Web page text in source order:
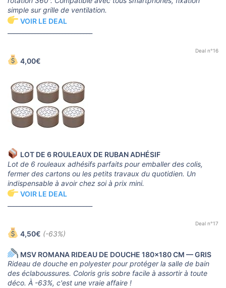
simple sur grille de ventilation.
VOIR LE DEAL
Deal n°16
4,00€
LOT DE 6 ROULEAUX DE RUBAN ADHÉSIF
Lot de 6 rouleaux adhésifs parfaits pour emballer des colis,
fermer des cartons ou les petits travaux du quotidien. Un
indispensable à avoir chez soi à prix mini.
VOIR LE DEAL
Deal n°17
4,50€ (-63%)
MSV ROMANA RIDEAU DE DOUCHE 180x180 CM — GRIS
Rideau de douche en polyester pour protéger la salle de bain
des éclaboussures. Coloris gris sobre facile à assortir à toute
déco. À -63%, c'est une vraie affaire !